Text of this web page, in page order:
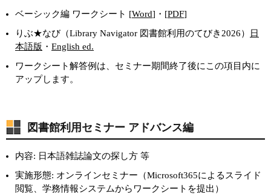
ベーシック編 ワークシート [Word]・[PDF]
りぶ★なび（Library Navigator 図書館利用のてびき2026）
日
本語版 ・ English ed.
ワークシート解答例は、セミナー期間終了後にこの項目内に
アップします。
図書館利用セミナー アドバンス編
内容: 日本語雑誌論文の探し方 等
実施形態: オンラインセミナー（Microsoft365によるスライド
閲覧、学務情報システムからワークシートを提出）